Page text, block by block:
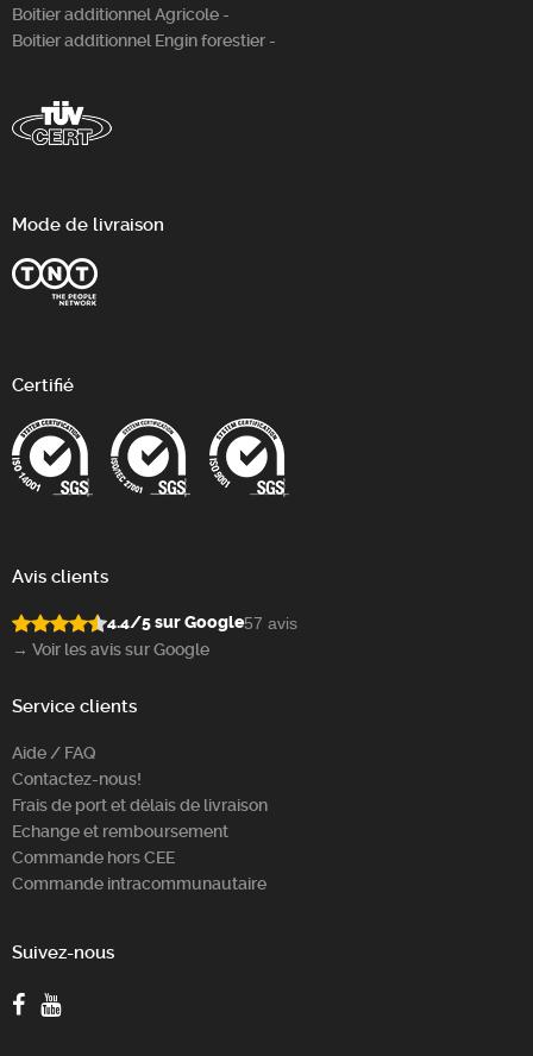
Boitier additionnel Agricole -
Boitier additionnel Engin forestier -
Mode de livraison
Certifié
Avis clients
4.4/5 sur Google57 avis
→ Voir les avis sur Google
Service clients
Aide / FAQ
Contactez-nous!
Frais de port et délais de livraison
Echange et remboursement
Commande hors CEE
Commande intracommunautaire
Suivez-nous